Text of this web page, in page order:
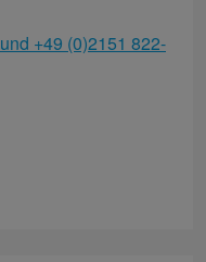
+49 (0)2151 822-